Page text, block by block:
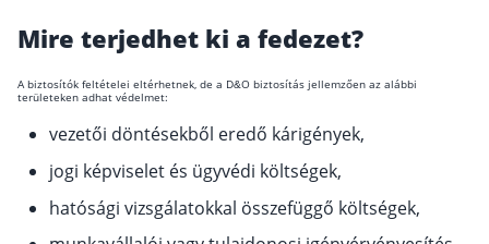
Mire terjedhet ki a fedezet?
A biztosítók feltételei eltérhetnek, de a D&O biztosítás jellemzően az alábbi
területeken adhat védelmet:
vezetői döntésekből eredő kárigények,
jogi képviselet és ügyvédi költségek,
hatósági vizsgálatokkal összefüggő költségek,